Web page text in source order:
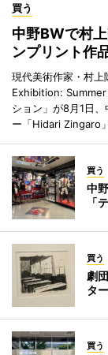
買う
中野BWで村
ンプリント作
現代美術作家・村
Exhibition: Summer
ション」が8月1日
ー「Hidari Zingaro
買う
中
「
買う
劇
タ
買う